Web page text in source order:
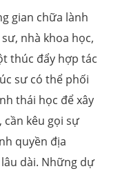
gian chữa lành
nhà khoa học,
thúc đẩy hợp tác
sư có thể phối
thái học để xây
kêu gọi sự
quyền địa
dài. Những dự